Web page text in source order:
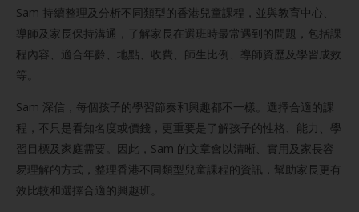
Sam 持續整理及分析不同類型的香港兒童課程，並與教育中心、
導師及家長保持溝通，了解家長在選班時最常遇到的問題，包括課
程內容、適合年齡、地點、收費、師生比例、導師資歷及學習成效
等。
Sam 深信，每個孩子的學習節奏和興趣都不一樣。選擇合適的課
程，不只是看知名度或價錢，更重要是了解孩子的性格、能力、學
習目標及家庭需要。因此，Sam 的文章會以清晰、實用及家長容
易理解的方式，整理香港不同類型兒童課程的資訊，幫助家長更有
效比較和選擇合適的興趣班。